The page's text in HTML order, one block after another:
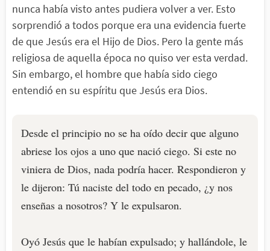
nunca había visto antes pudiera volver a ver. Esto
sorprendió a todos porque era una evidencia fuerte
de que Jesús era el Hijo de Dios. Pero la gente más
religiosa de aquella época no quiso ver esta verdad.
Sin embargo, el hombre que había sido ciego
entendió en su espíritu que Jesús era Dios.
Desde el principio no se ha oído decir que alguno
abriese los ojos a uno que nació ciego. Si este no
viniera de Dios, nada podría hacer. Respondieron y
le dijeron: Tú naciste del todo en pecado, ¿y nos
enseñas a nosotros? Y le expulsaron.
Oyó Jesús que le habían expulsado; y hallándole, le